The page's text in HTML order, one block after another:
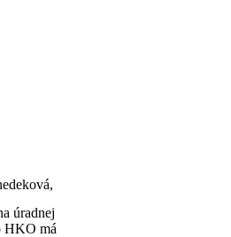
úradnej
HKO má